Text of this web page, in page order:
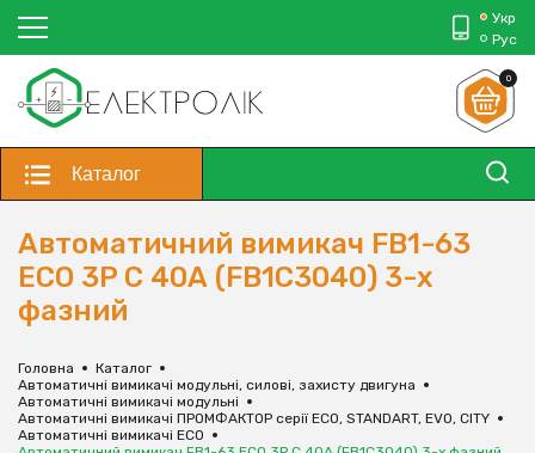
Укр
Рус
0
Каталог
Автоматичний вимикач FB1-63
ECO 3P С 40А (FB1C3040) 3-х
фазний
Головна
Каталог
Автоматичні вимикачі модульні, силові, захисту двигуна
Автоматичні вимикачі модульні
Автоматичні вимикачі ПРОМФАКТОР серії ECO, STANDART, EVO, CITY
Автоматичні вимикачі ECO